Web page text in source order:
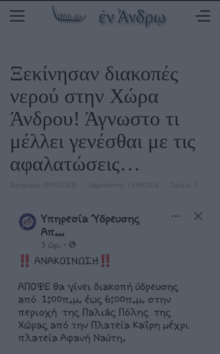
Ξεκίνησαν διακοπές
νερού στην Χώρα
Άνδρου! Άγνωστο τι
μέλλει γενέσθαι με τις
αφαλατώσεις…
Κατηγορία: ΠΟΛΙΤΙΚΗ Δημοσίευση: 13/09/2024 Σχόλια: 3